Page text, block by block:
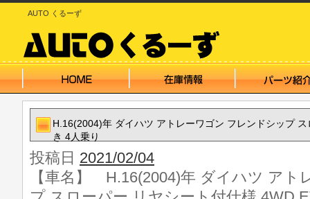
AUTO くるーず
H.16(2004)年 ダイハツ アトレーワゴン フレンドシップ
き 4人乗り
投稿日 2021/02/04
【車名】 H.16(2004)年 ダイハツ アト